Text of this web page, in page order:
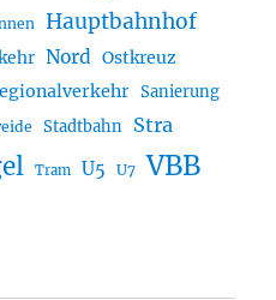
Hauptbahnhof
Nord Ostkreuz
Sanierung
Stadtbahn Stra
Tram U5 U7 VBB